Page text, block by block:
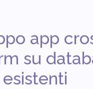
app
su
esistenti